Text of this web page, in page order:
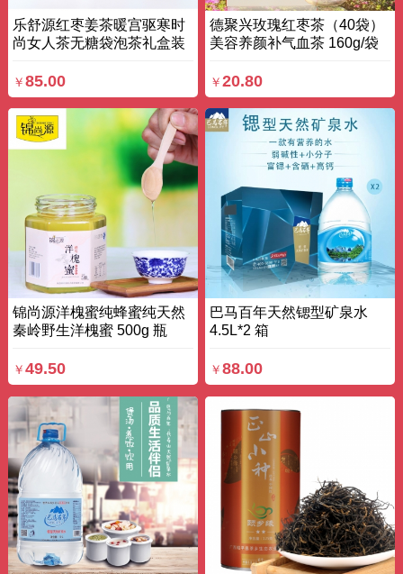
乐舒源红枣姜茶暖宫驱寒时
尚女人茶无糖袋泡茶礼盒装
￥ 85.00
德聚兴玫瑰红枣茶（40袋）
美容养颜补气血茶 160g/袋
￥20.80
锦尚源洋槐蜜纯蜂蜜纯天然
秦岭野生洋槐蜜 500g 瓶
￥ 49.50
巴马百年天然锶型矿泉水
4.5L*2 箱
￥88.00